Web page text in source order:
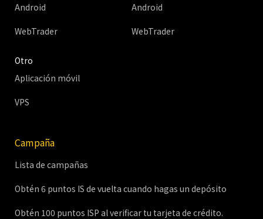
Android
WebTrader
Android
WebTrader
Otro
Aplicación móvil
VPS
Campaña
Lista de campañas
Obtén 6 puntos IS de vuelta cuando hagas un depósito
Obtén 100 puntos ISP al verificar tu tarjeta de crédito.